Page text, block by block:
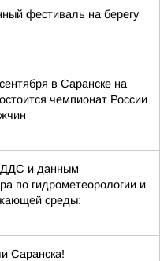
фестиваль на берегу
в Саранске на
чемпионат России
и данным
по гидрометеорологии и
среды:
Саранска!